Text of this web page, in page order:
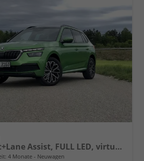
Selection Front+Lane Assist, FULL LED, virtuelles Cockpit, , Climatronic, Parksensoren, ISOFIX, el. Fensterheber, Tempomat, Sitzhzg. uvm.
4 Monate Neuwagen